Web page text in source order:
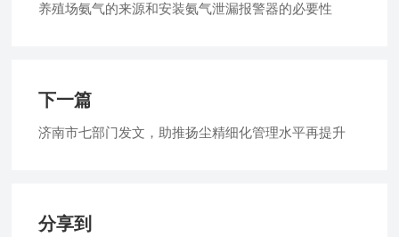
养殖场氨气的来源和安装氨气泄漏报警器的必要性
下一篇
济南市七部门发文，助推扬尘精细化管理水平再提升
分享到